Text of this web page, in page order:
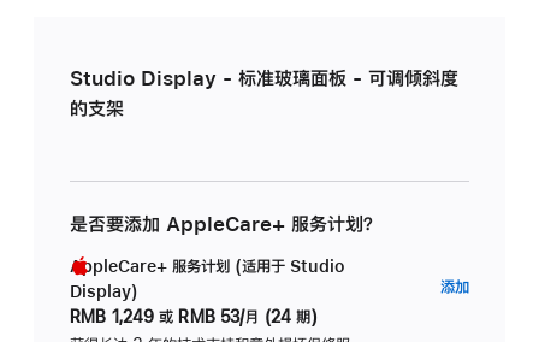
Studio Display - 标准玻璃面板 - 可调倾斜度
的支架
是否要添加 AppleCare+ 服务计划？
AppleCare+ 服务计划 (适用于 Studio
Display)
RMB 1,249 或 RMB 53/月 (24 期)
添加